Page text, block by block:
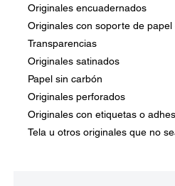
Originales encuadernados
Originales con soporte de papel
Transparencias
Originales satinados
Papel sin carbón
Originales perforados
Originales con etiquetas o
Tela u otros originales que no